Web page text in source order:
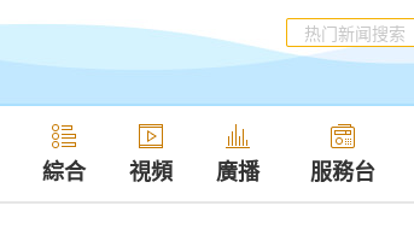
綜合 視頻 廣播 服務台